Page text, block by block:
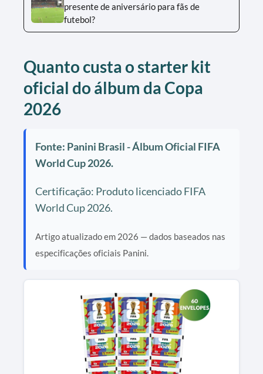
presente de aniversário para fãs de
futebol?
Quanto custa o starter kit
oficial do álbum da Copa
2026
Fonte: Panini Brasil - Álbum Oficial FIFA
World Cup 2026.
Certificação: Produto licenciado FIFA
World Cup 2026.
Artigo atualizado em 2026 — dados baseados nas
especificações oficiais Panini.